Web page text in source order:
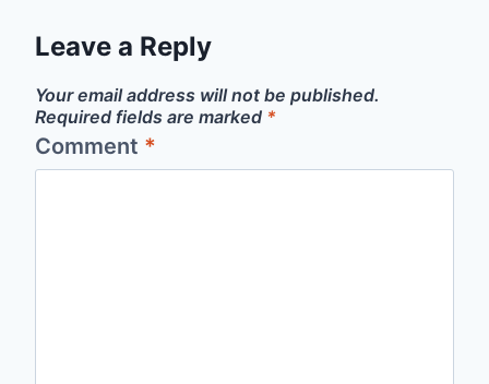
Leave a Reply
Your email address will not be published.
Required fields are marked *
Comment *